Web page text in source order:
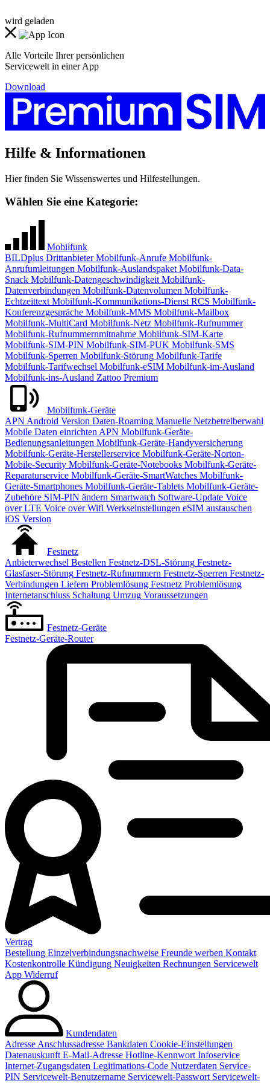
wird geladen
Alle Vorteile Ihrer persönlichen
Servicewelt in einer App
Download
Hilfe & Informationen
Hier finden Sie Wissenswertes und Hilfestellungen.
Wählen Sie eine Kategorie:
Mobilfunk
BILDplus DrittanbieterMobilfunk-Anrufe Mobilfunk-
Anrufumleitungen Mobilfunk-Auslandspaket Mobilfunk-Data-
Snack Mobilfunk-Datengeschwindigkeit Mobilfunk-
Datenverbindungen Mobilfunk-Datenvolumen Mobilfunk-
Echtzeittext Mobilfunk-Kommunikations-Dienst RCS Mobilfunk-
Konferenzgespräche Mobilfunk-MMS Mobilfunk-Mailbox
Mobilfunk-MultiCard Mobilfunk-Netz Mobilfunk-Rufnummer
Mobilfunk-Rufnummernmitnahme Mobilfunk-SIM-Karte
Mobilfunk-SIM-PIN Mobilfunk-SIM-PUK Mobilfunk-SMS
Mobilfunk-Sperren Mobilfunk-Störung Mobilfunk-Tarife
Mobilfunk-Tarifwechsel Mobilfunk-eSIM Mobilfunk-im-Ausland
Mobilfunk-ins-Ausland Zattoo Premium
Mobilfunk-Geräte
APN Android Version Daten-Roaming Manuelle Netzbetreiberwahl
Mobile Daten einrichten APN Mobilfunk-Geräte-
Bedienungsanleitungen Mobilfunk-Geräte-Handyversicherung
Mobilfunk-Geräte-Herstellerservice Mobilfunk-Geräte-Norton-
Mobile-Security Mobilfunk-Geräte-Notebooks Mobilfunk-Geräte-
Reparaturservice Mobilfunk-Geräte-SmartWatches Mobilfunk-
Geräte-Smartphones Mobilfunk-Geräte-Tablets Mobilfunk-Geräte-
Zubehöre SIM-PIN ändern Smartwatch Software-Update Voice
over LTE Voice over Wifi Werkseinstellungen eSIM austauschen
iOS Version
Festnetz
Anbieterwechsel Bestellen Festnetz-DSL-Störung Festnetz-
Glasfaser-Störung Festnetz-Rufnummern Festnetz-Sperren Festnetz-
Verbindungen Liefern Problemlösung Festnetz Problemlösung
Internetanschluss Schaltung Umzug Voraussetzungen
Festnetz-Geräte
Festnetz-Geräte-Router
Vertrag
Bestellung Einzelverbindungsnachweise Freunde werben Kontakt
Kostenkontrolle Kündigung Neuigkeiten Rechnungen Servicewelt
App Widerruf
Kundendaten
Adresse Anschlussadresse Bankdaten Cookie-Einstellungen
Datenauskunft E-Mail-Adresse Hotline-Kennwort Infoservice
Internet-Zugangsdaten Legitimations-Code Nutzerdaten Service-
PIN Servicewelt-Benutzername Servicewelt-Passwort Servicewelt-